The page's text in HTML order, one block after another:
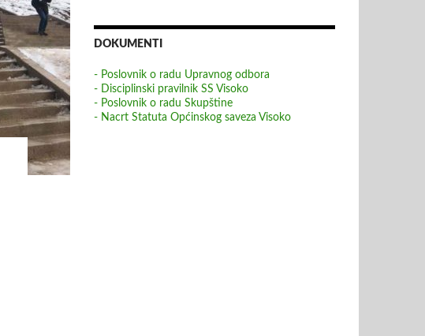
DOKUMENTI
- Poslovnik o radu Upravnog odbora
- Disciplinski pravilnik SS Visoko
- Poslovnik o radu Skupštine
- Nacrt Statuta Općinskog saveza Visoko